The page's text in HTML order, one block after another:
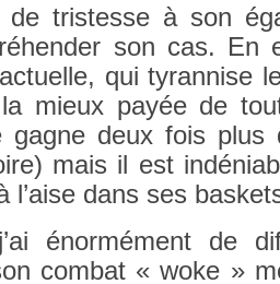
de tri­stes­se à son
son cas. En
qui tyrann­ise
la mieux payée de
gagne deux fois plus
mais il est
l’aise dans ses
énormément de
com­bat « woke »